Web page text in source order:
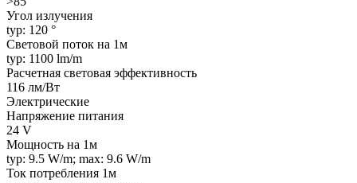
Угол излучения
typ: 120 °
Световой поток на 1м
typ: 1100 lm/m
Расчетная световая эффективность
116 лм/Вт
Электрические
Напряжение питания
24 V
Мощность на 1м
typ: 9.5 W/m; max: 9.6 W/m
Ток потребления 1м